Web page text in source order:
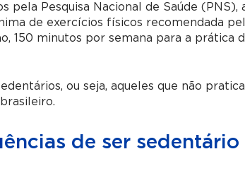
pela Pesquisa Nacional de Saúde
de exercícios físicos recomendada
150 minutos por semana para a prática
ou seja, aqueles que não
de ser sedentário